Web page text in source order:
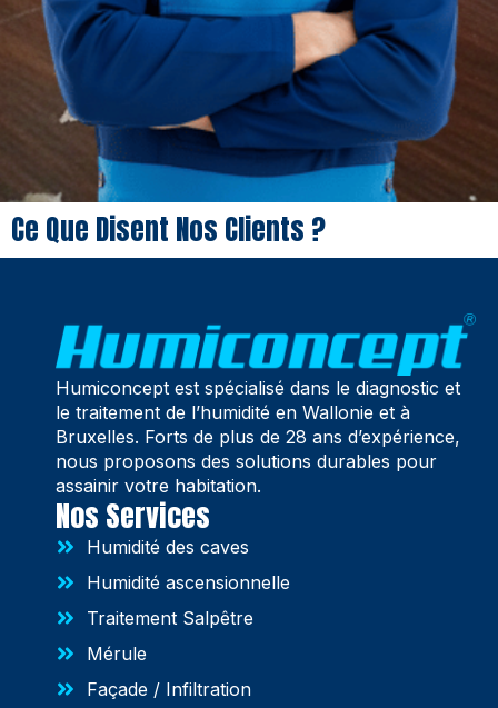
Ce Que Disent Nos Clients ?
Humiconcept est spécialisé dans le diagnostic et
le traitement de l’humidité en Wallonie et à
Bruxelles. Forts de plus de 28 ans d’expérience,
nous proposons des solutions durables pour
assainir votre habitation.
Nos Services
Humidité des caves
Humidité ascensionnelle
Traitement Salpêtre
Mérule
Façade / Infiltration